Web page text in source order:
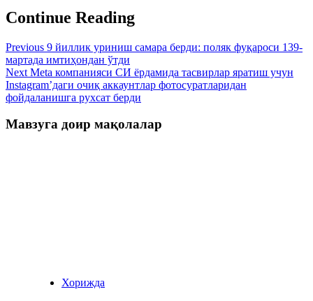
Continue Reading
Previous 9 йиллик уриниш самара берди: поляк фуқароси 139-
мартада имтиҳондан ўтди
Next Meta компанияси СИ ёрдамида тасвирлар яратиш учун
Instagram’даги очиқ аккаунтлар фотосуратларидан
фойдаланишга рухсат берди
Мавзуга доир мақолалар
Хорижда